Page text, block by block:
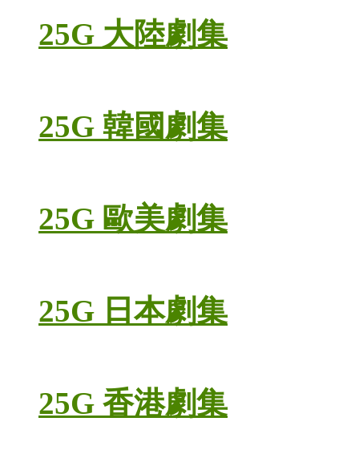
25G 大陸劇集
25G 韓國劇集
25G 歐美劇集
25G 日本劇集
25G 香港劇集